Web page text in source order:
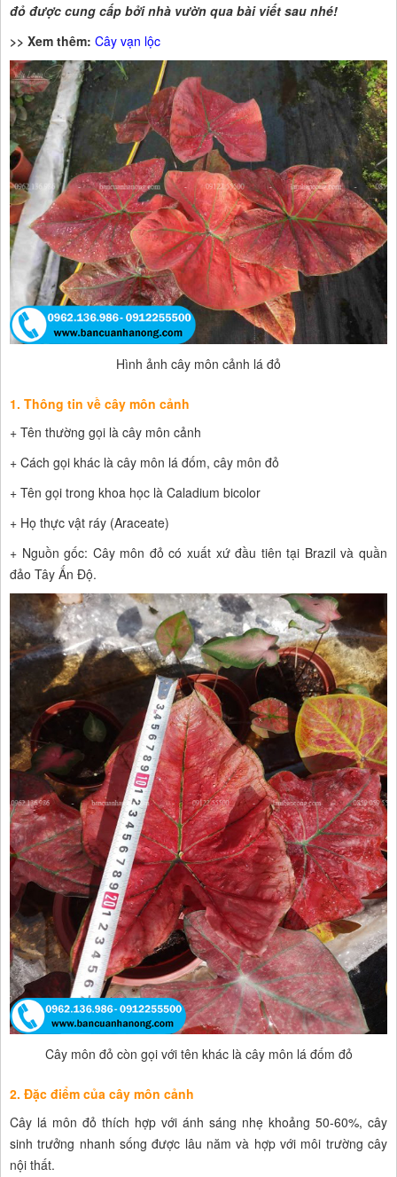
đỏ được cung cấp bởi nhà vườn qua bài viết sau nhé!
>> Xem thêm: Cây vạn lộc
Hình ảnh cây môn cảnh lá đỏ
1. Thông tin về cây môn cảnh
+ Tên thường gọi là cây môn cảnh
+ Cách gọi khác là cây môn lá đốm, cây môn đỏ
+ Tên gọi trong khoa học là Caladium bicolor
+ Họ thực vật ráy (Araceate)
+ Nguồn gốc: Cây môn đỏ có xuất xứ đầu tiên tại Brazil và quần
đảo Tây Ấn Độ.
Cây môn đỏ còn gọi với tên khác là cây môn lá đốm đỏ
2. Đặc điểm của cây môn cảnh
Cây lá môn đỏ thích hợp với ánh sáng nhẹ khoảng 50-60%, cây
sinh trưởng nhanh sống được lâu năm và hợp với môi trường cây
nội thất.